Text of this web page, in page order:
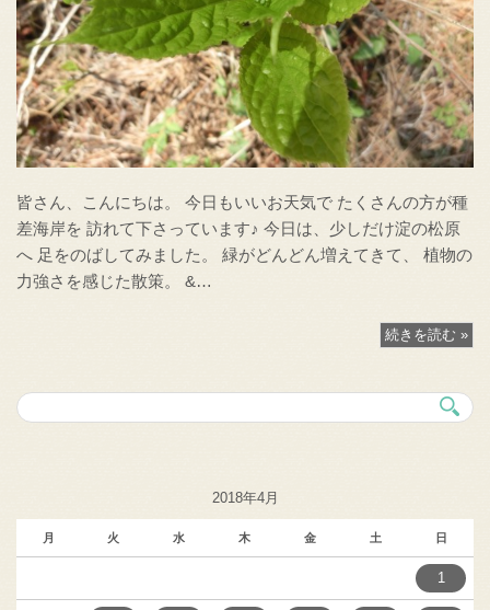
皆さん、こんにちは。 今日もいいお天気で たくさんの方が種
差海岸を 訪れて下さっています♪ 今日は、少しだけ淀の松原
へ 足をのばしてみました。 緑がどんどん増えてきて、 植物の
力強さを感じた散策。 &…
続きを読む »
2018年4月
月 火 水 木 金 土 日
1